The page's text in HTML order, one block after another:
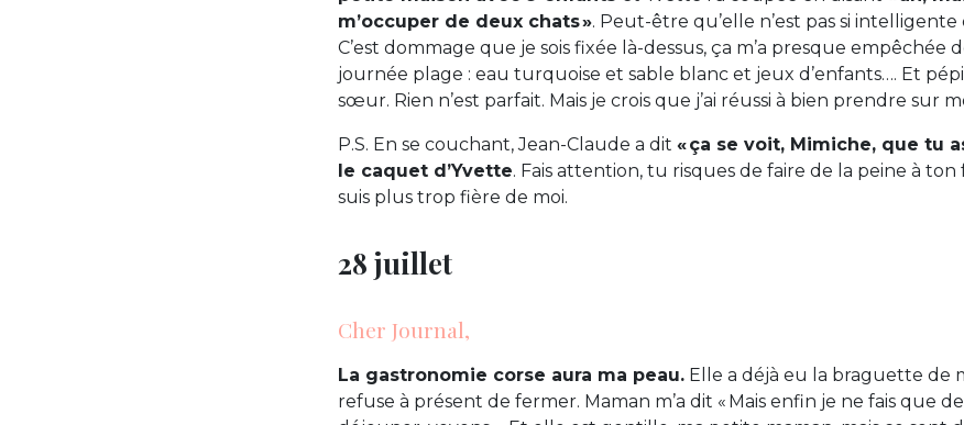
m’occuper de deux chats ». Peut-être qu’elle n’est pas si
C’est dommage que je sois fixée là-dessus, ça m’a presque empêchée
journée plage : eau turquoise et sable blanc et jeux d’enfants…. Et
sœur. Rien n’est parfait. Mais je crois que j’ai réussi à bien prendre sur
P.S. En se couchant, Jean-Claude a dit « ça se voit, Mimiche, que tu
le caquet d’Yvette. Fais attention, tu risques de faire de la peine à ton
suis plus trop fière de moi.
28 juillet
Cher Journal,
La gastronomie corse aura ma peau. Elle a déjà eu la braguette de
refuse à présent de fermer. Maman m’a dit « Mais enfin je ne fais que